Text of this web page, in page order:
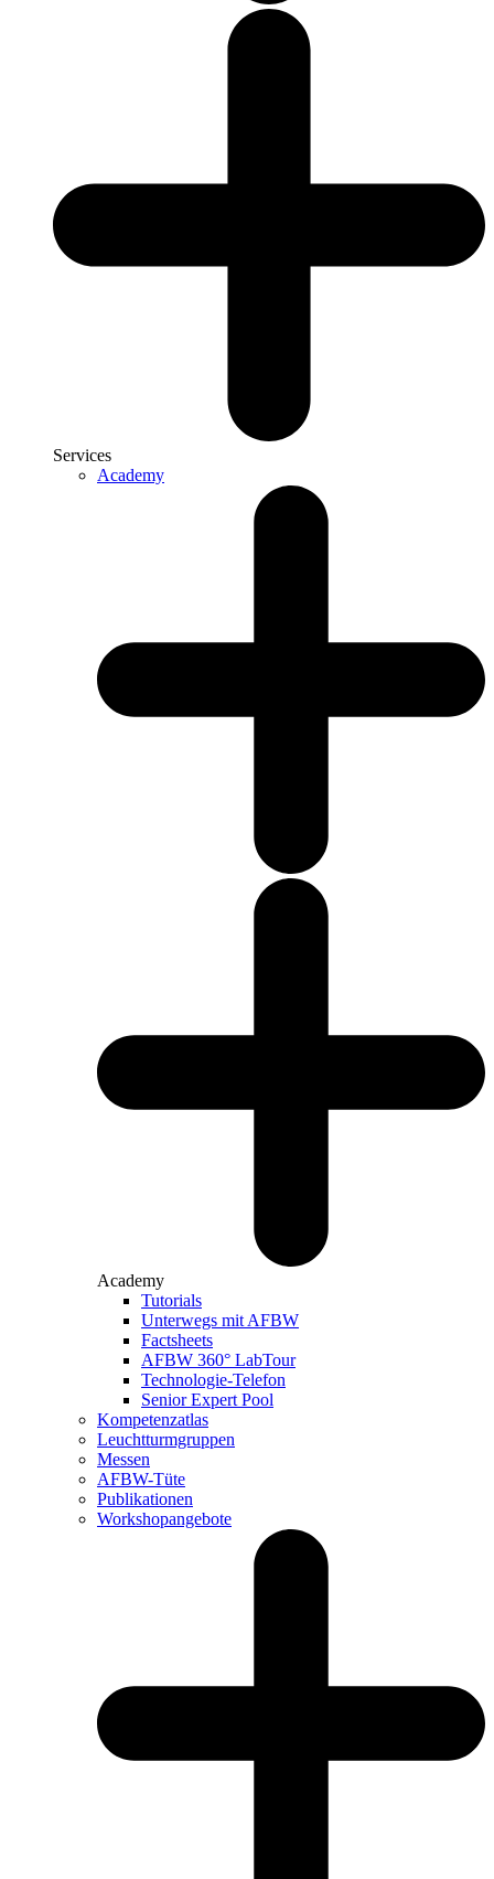
Services
Academy
Academy
Tutorials
Unterwegs mit AFBW
Factsheets
AFBW 360° LabTour
Technologie-Telefon
Senior Expert Pool
Kompetenzatlas
Leuchtturm­gruppen
Messen
AFBW-Tüte
Publikationen
Workshopangebote